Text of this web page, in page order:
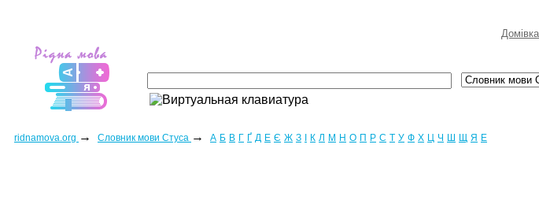
Домівка
ridnamova.org → Словник мови Стуса → А Б В Г Ґ Д Е Є Ж З К Л М Н О П Р С Т У Ф Х Ц Ч Ш Щ Я E